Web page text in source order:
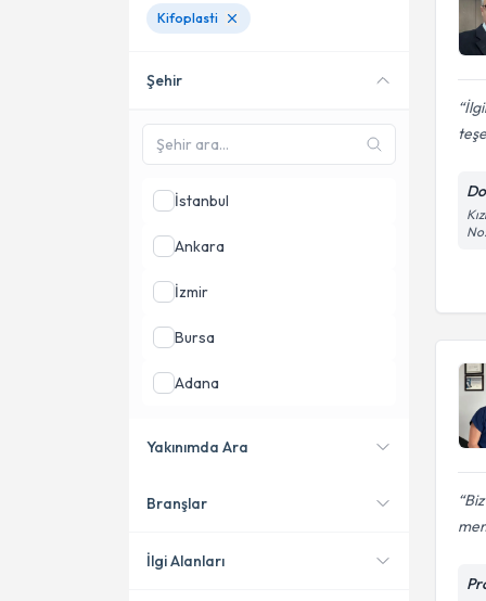
Kifoplasti
Şehir
İstanbul
Ankara
İzmir
Bursa
Adana
Yakınımda Ara
Konumuma yakın uzmanları
Branşlar
İlgi Alanları